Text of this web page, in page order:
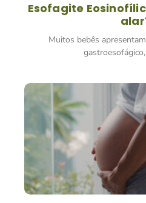
Esofagite
Muitos bebês